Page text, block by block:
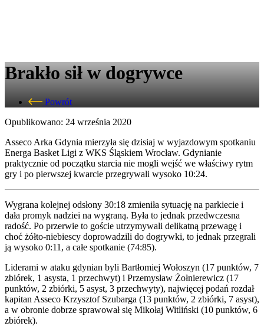
Brakło sił w dogrywce
Powrót
Opublikowano: 24 września 2020
Asseco Arka Gdynia mierzyła się dzisiaj w wyjazdowym spotkaniu
Energa Basket Ligi z WKS Śląskiem Wrocław. Gdynianie
praktycznie od początku starcia nie mogli wejść we właściwy rytm
gry i po pierwszej kwarcie przegrywali wysoko 10:24.
Wygrana kolejnej odsłony 30:18 zmieniła sytuację na parkiecie i
dała promyk nadziei na wygraną. Była to jednak przedwczesna
radość. Po przerwie to goście utrzymywali delikatną przewagę i
choć żółto-niebiescy doprowadzili do dogrywki, to jednak przegrali
ją wysoko 0:11, a całe spotkanie (74:85).
Liderami w ataku gdynian byli Bartłomiej Wołoszyn (17 punktów, 7
zbiórek, 1 asysta, 1 przechwyt) i Przemysław Żołnierewicz (17
punktów, 2 zbiórki, 5 asyst, 3 przechwyty), najwięcej podań rozdał
kapitan Asseco Krzysztof Szubarga (13 punktów, 2 zbiórki, 7 asyst),
a w obronie dobrze sprawował się Mikołaj Witliński (10 punktów, 6
zbiórek).